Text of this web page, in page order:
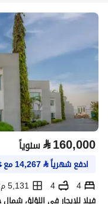
⃁160,000 سنوياً
ادفع شهرياً⃁
14,267مع
4
4
5,131 م2
فيلا للإيجار في اللؤلؤ،